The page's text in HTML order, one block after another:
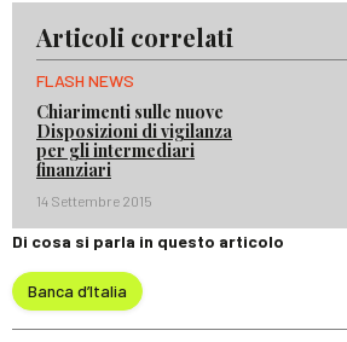
Articoli correlati
FLASH NEWS
Chiarimenti sulle nuove
Disposizioni di vigilanza
per gli intermediari
finanziari
14 Settembre 2015
Di cosa si parla in questo articolo
Banca d’Italia